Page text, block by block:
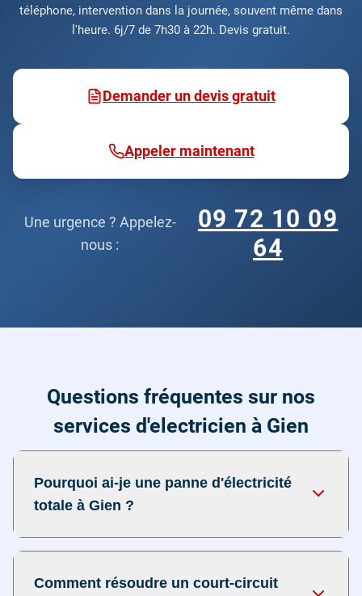
téléphone, intervention dans la journée, souvent même dans
l'heure. 6j/7 de 7h30 à 22h. Devis gratuit.
Demander un devis gratuit
Appeler maintenant
Une urgence ? Appelez-
nous :
09 72 10 09
64
Questions fréquentes sur nos
services d'electricien à Gien
Pourquoi ai-je une panne d'électricité
totale à Gien ?
Comment résoudre un court-circuit